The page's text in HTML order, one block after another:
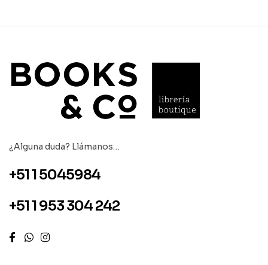
¿Alguna duda? Llámanos…
+51 1 5045984
+51 1 953 304 242